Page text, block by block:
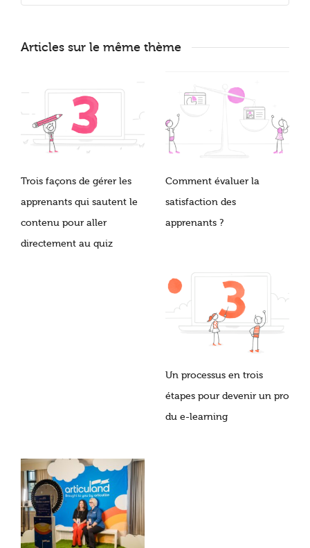
Articles sur le même thème
Trois façons de gérer les
apprenants qui sautent le
contenu pour aller
directement au quiz
Comment évaluer la
satisfaction des
apprenants ?
Un processus en trois
étapes pour devenir un pro
du e-learning